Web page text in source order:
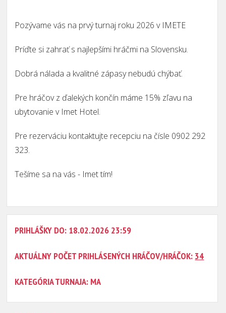
Pozývame vás na prvý turnaj roku 2026 v IMETE
Príďte si zahrať s najlepšími hráčmi na Slovensku.
Dobrá nálada a kvalitné zápasy nebudú chýbať.
Pre hráčov z ďalekých končín máme 15% zľavu na
ubytovanie v Imet Hotel.
Pre rezerváciu kontaktujte recepciu na čísle 0902 292
323.
Tešíme sa na vás - Imet tím!
PRIHLÁŠKY DO: 18.02.2026 23:59
AKTUÁLNY POČET PRIHLÁSENÝCH HRÁČOV/HRÁČOK: 34
KATEGÓRIA TURNAJA: MA